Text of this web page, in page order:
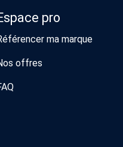
pro
ma marque
offres